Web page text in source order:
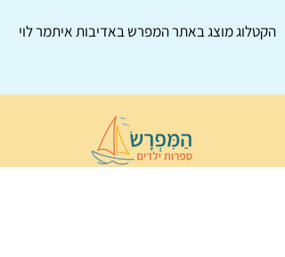
הקטלוג מוצג באתרהמפרשבאדיבות איתמר לוי